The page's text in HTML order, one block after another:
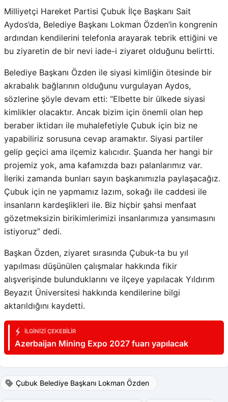
Milliyetçi Hareket Partisi Çubuk İlçe Başkanı Sait
Aydos’da, Belediye Başkanı Lokman Özden’in kongrenin
ardından kendilerini telefonla arayarak tebrik ettiğini ve
bu ziyaretin de bir nevi iade-i ziyaret olduğunu belirtti.
Belediye Başkanı Özden ile siyasi kimliğin ötesinde bir
akrabalık bağlarının olduğunu vurgulayan Aydos,
sözlerine şöyle devam etti: “Elbette bir ülkede siyasi
kimlikler olacaktır. Ancak bizim için önemli olan hep
beraber iktidarı ile muhalefetiyle Çubuk için biz ne
yapabiliriz sorusuna cevap aramaktır. Siyasi partiler
gelip geçici ama ilçemiz kalıcıdır. Şuanda her hangi bir
projemiz yok, ama kafamızda bazı palanlarımız var.
İleriki zamanda bunları sayın başkanımızla paylaşacağız.
Çubuk için ne yapmamız lazım, sokağı ile caddesi ile
insanların kardeşlikleri ile. Biz hiçbir şahsi menfaat
gözetmeksizin birikimlerimizi insanlarımıza yansımasını
istiyoruz” dedi.
Başkan Özden, ziyaret sırasında Çubuk-ta bu yıl
yapılması düşünülen çalışmalar hakkında fikir
alışverişinde bulunduklarını ve ilçeye yapılacak Yıldırım
Beyazıt Üniversitesi hakkında kendilerine bilgi
aktarıldığını kaydetti.
İLGINIZI ÇEKEBILIR
Azerbaijan Mining Expo 2027 fuarı yapılacak
Çubuk Belediye Başkanı Lokman Özden